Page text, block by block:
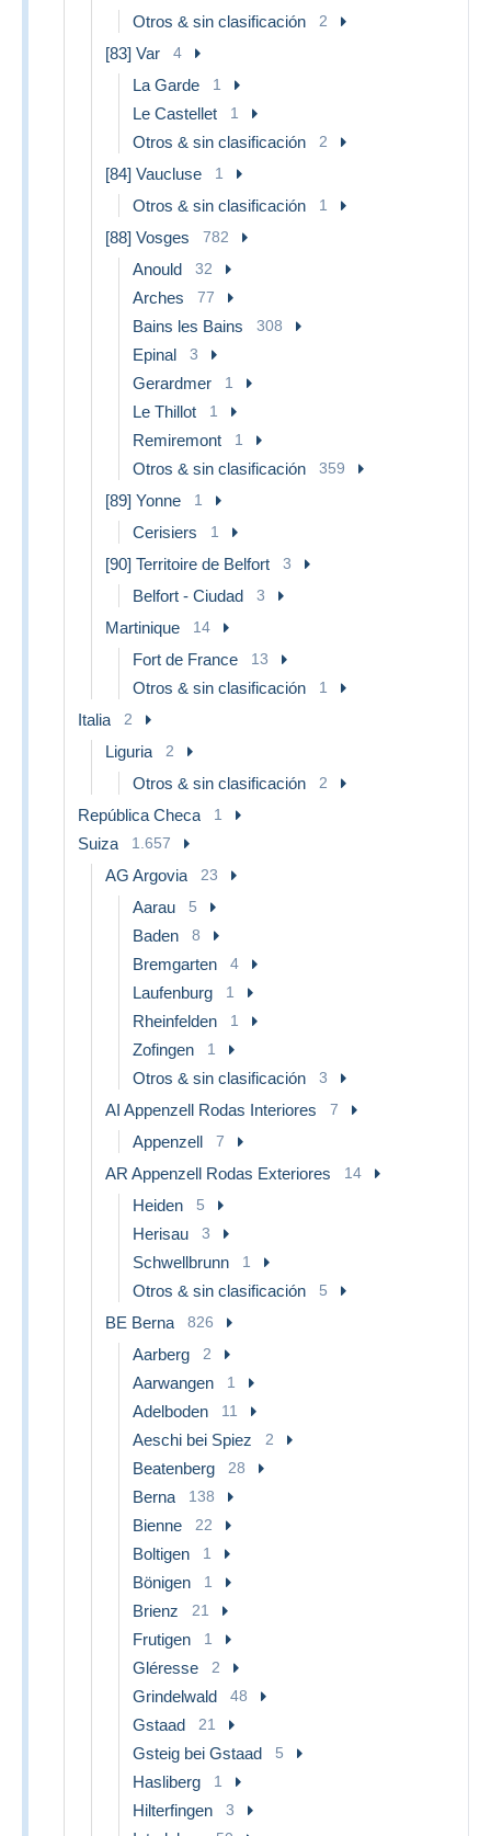
Otros & sin clasificación 2
[83] Var 4
La Garde 1
Le Castellet 1
Otros & sin clasificación 2
[84] Vaucluse 1
Otros & sin clasificación 1
[88] Vosges 782
Anould 32
Arches 77
Bains les Bains 308
Epinal 3
Gerardmer 1
Le Thillot 1
Remiremont 1
Otros & sin clasificación 359
[89] Yonne 1
Cerisiers 1
[90] Territoire de Belfort 3
Belfort - Ciudad 3
Martinique 14
Fort de France 13
Otros & sin clasificación 1
Italia 2
Liguria 2
Otros & sin clasificación 2
República Checa 1
Suiza 1.657
AG Argovia 23
Aarau 5
Baden 8
Bremgarten 4
Laufenburg 1
Rheinfelden 1
Zofingen 1
Otros & sin clasificación 3
AI Appenzell Rodas Interiores 7
Appenzell 7
AR Appenzell Rodas Exteriores 14
Heiden 5
Herisau 3
Schwellbrunn 1
Otros & sin clasificación 5
BE Berna 826
Aarberg 2
Aarwangen 1
Adelboden 11
Aeschi bei Spiez 2
Beatenberg 28
Berna 138
Bienne 22
Boltigen 1
Bönigen 1
Brienz 21
Frutigen 1
Gléresse 2
Grindelwald 48
Gstaad 21
Gsteig bei Gstaad 5
Hasliberg 1
Hilterfingen 3